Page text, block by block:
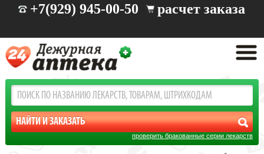
+7(929) 945-00-50 расчет заказа
проверить бракованные серии лекарств